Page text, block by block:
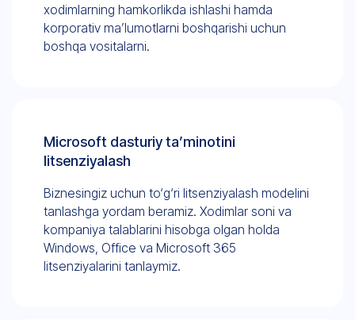
xodimlarning hamkorlikda ishlashi hamda
korporativ ma’lumotlarni boshqarishi uchun
boshqa vositalarni.
Microsoft dasturiy ta’minotini
litsenziyalash
Biznesingiz uchun to‘g‘ri litsenziyalash modelini
tanlashga yordam beramiz. Xodimlar soni va
kompaniya talablarini hisobga olgan holda
Windows, Office va Microsoft 365
litsenziyalarini tanlaymiz.